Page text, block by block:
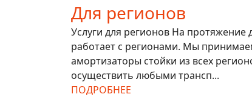
Для регионов
Услуги для регионов На
работает с регионами. Мы
амортизаторы стойки из всех
осуществить любыми трансп...
ПОДРОБНЕЕ